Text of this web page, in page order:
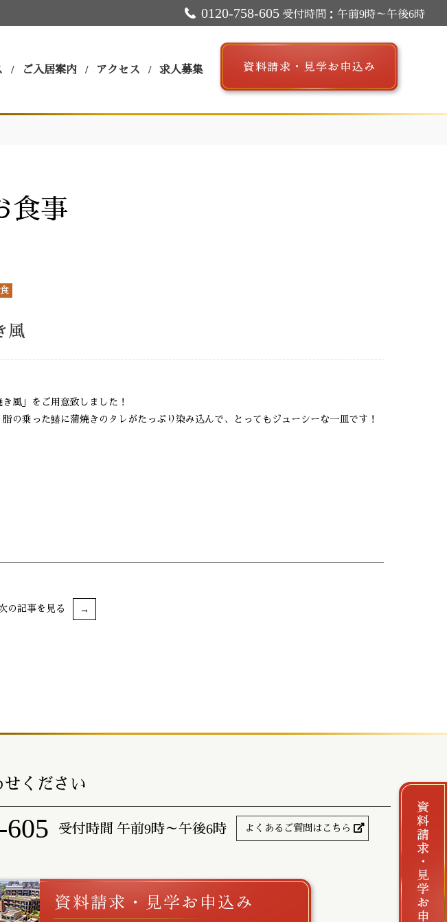
0120-758-605 受付時間：午前9時～午後6時
ご入居案内 アクセス 求人募集
食事
風
風」をご用意致しました！
の乗った鰆に蒲焼きのタレがたっぷり染み込んで、とってもジューシーな一皿です！
の記事を見る
ください
605 受付時間 午前9時～午後6時 よくあるご質問はこちら